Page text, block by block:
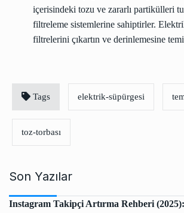
içerisindeki tozu ve zararlı partikülleri
filtreleme sistemlerine sahiptirler.
filtrelerini çıkartın ve derinlemesine
Tags elektrik-süpürgesi
toz-torbası
Son Yazılar
Instagram Takipçi Artırma Rehberi (2025):